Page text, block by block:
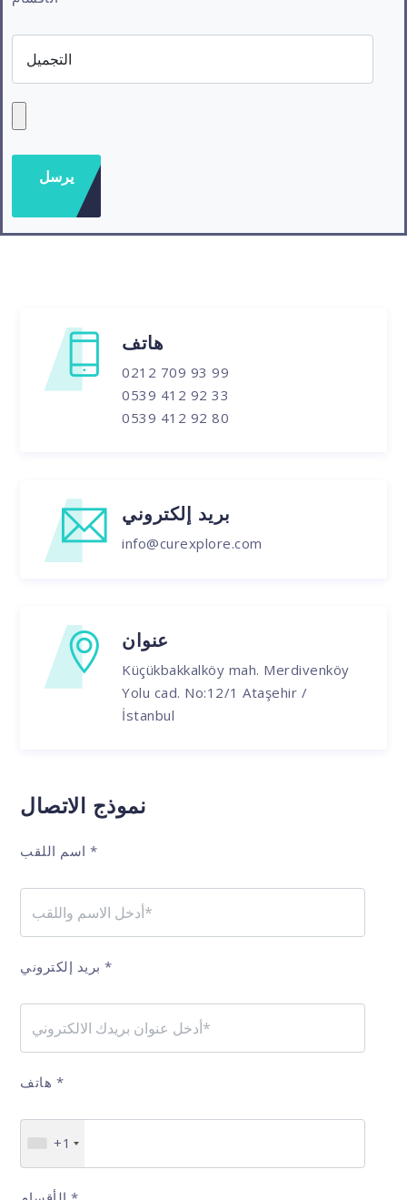
هاتف
0212 709 93 99
0539 412 92 33
0539 412 92 80
بريد إلكتروني
info@curexplore.com
عنوان
Küçükbakkalköy mah. Merdivenköy
Yolu cad. No:12/1 Ataşehir /
İstanbul
نموذج الاتصال
*
*
*
+1